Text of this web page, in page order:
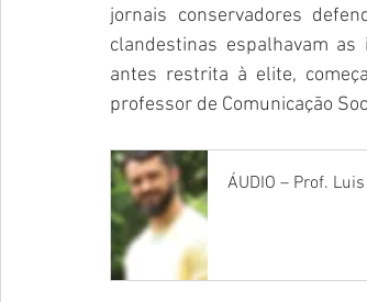
jornais conservadores
clandestinas espalhavam
antes restrita à elite,
professor de Comunicação
ÁUDIO – Prof.